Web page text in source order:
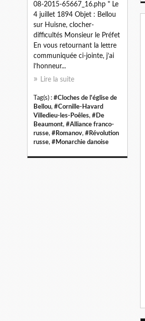
08-2015-65667_16.php " Le
4 juillet 1894 Objet : Bellou
sur Huisne, clocher-
difficultés Monsieur le Préfet
En vous retournant la lettre
communiquée ci-jointe, j’ai
l’honneur...
Lire la suite
Tag(s) : #Cloches de l'église de
Bellou, #Cornille-Havard
Villedieu-les-Poêles, #De
Beaumont, #Alliance franco-
russe, #Romanov, #Révolution
russe, #Monarchie danoise